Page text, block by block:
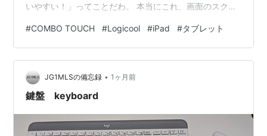
いやすい！」ってことだわ。 本当にこれ、画面のスクロ
吸い付くように動くすけ、完全に「マウス不要」のレベ
ルなんだべな。 実はMacを買う時に「念のため」と思っ
てマウスも一緒にちゃんと買っていたんだけどさ、使い
始めてみたら全く出番がなくて、今や完全に使わずに眠
っている状態なんだわ（笑）。それほどまでに、何ひと
#COMBO TOUCH #Logicool #iPad #タブレット
JG1MLSの備忘録 • 1ヶ月前
鍵盤 keyboard